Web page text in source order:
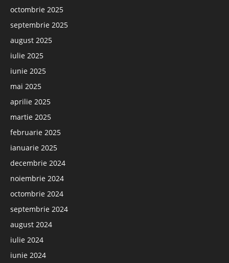
octombrie 2025
septembrie 2025
august 2025
iulie 2025
iunie 2025
mai 2025
aprilie 2025
martie 2025
februarie 2025
ianuarie 2025
decembrie 2024
noiembrie 2024
octombrie 2024
septembrie 2024
august 2024
iulie 2024
iunie 2024